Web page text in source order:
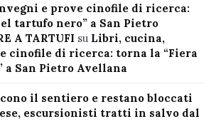
e prove cinofile di ricerca:
tartufo nero” a San Pietro
A TARTUFI su Libri, cucina,
cinofile di ricerca: torna la “Fiera
a San Pietro Avellana
il sentiero e restano bloccati
escursionisti tratti in salvo dal